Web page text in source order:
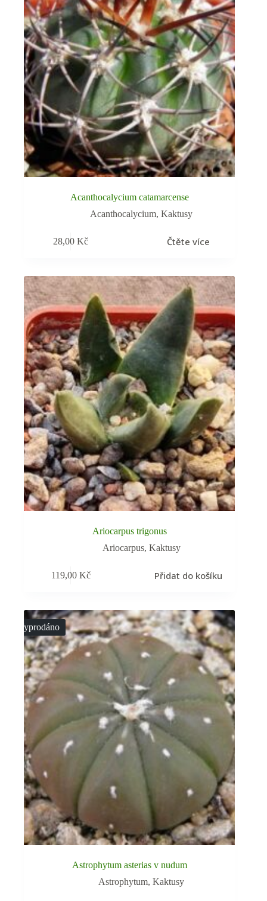
Acanthocalycium catamarcense
Acanthocalycium,Kaktusy
28,00Kč Čtěte více
Ariocarpus trigonus
Ariocarpus, Kaktusy
119,00 Kč Přidat do košíku
Vyprodáno
Astrophytum asterias v nudum
Astrophytum,Kaktusy